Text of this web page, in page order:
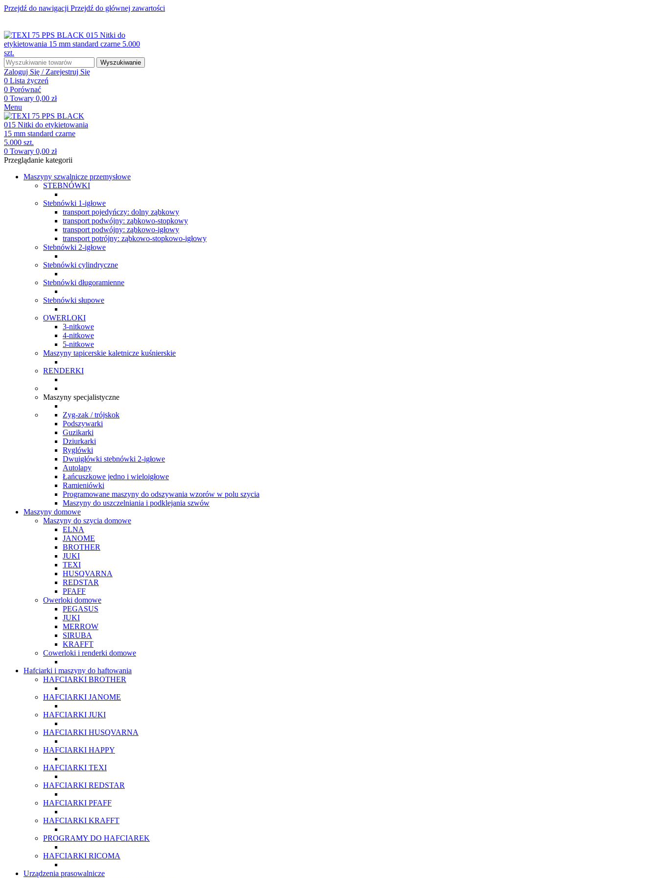
Przejdź do nawigacji Przejdź do głównej zawartości
Wyszukiwanie
Zaloguj Się / Zarejestruj Się
0 Lista życzeń
0 Porównać
0 Towary 0,00 zł
Menu
0 Towary 0,00 zł
Przeglądanie kategorii
Maszyny szwalnicze przemysłowe
STEBNÓWKI
Stebnówki 1-igłowe
transport pojedyńczy: dolny ząbkowy
transport podwójny: ząbkowo-stopkowy
transport podwójny: ząbkowo-igłowy
transport potrójny: ząbkowo-stopkowo-igłowy
Stebnówki 2-igłowe
Stebnówki cylindryczne
Stebnówki długoramienne
Stebnówki słupowe
OWERLOKI
3-nitkowe
4-nitkowe
5-nitkowe
Maszyny tapicerskie kaletnicze kuśnierskie
RENDERKI
Maszyny specjalistyczne
Zyg-zak / trójskok
Podszywarki
Guzikarki
Dziurkarki
Ryglówki
Dwuigłówki stebnówki 2-igłowe
Autolapy
Łańcuszkowe jedno i wieloigłowe
Ramieniówki
Programowane maszyny do odszywania wzorów w polu szycia
Maszyny do uszczelniania i podklejania szwów
Maszyny domowe
Maszyny do szycia domowe
ELNA
JANOME
BROTHER
JUKI
TEXI
HUSQVARNA
REDSTAR
PFAFF
Owerloki domowe
PEGASUS
JUKI
MERROW
SIRUBA
KRAFFT
Cowerloki i renderki domowe
Hafciarki i maszyny do haftowania
HAFCIARKI BROTHER
HAFCIARKI JANOME
HAFCIARKI JUKI
HAFCIARKI HUSQVARNA
HAFCIARKI HAPPY
HAFCIARKI TEXI
HAFCIARKI REDSTAR
HAFCIARKI PFAFF
HAFCIARKI KRAFFT
PROGRAMY DO HAFCIAREK
HAFCIARKI RICOMA
Urządzenia prasowalnicze